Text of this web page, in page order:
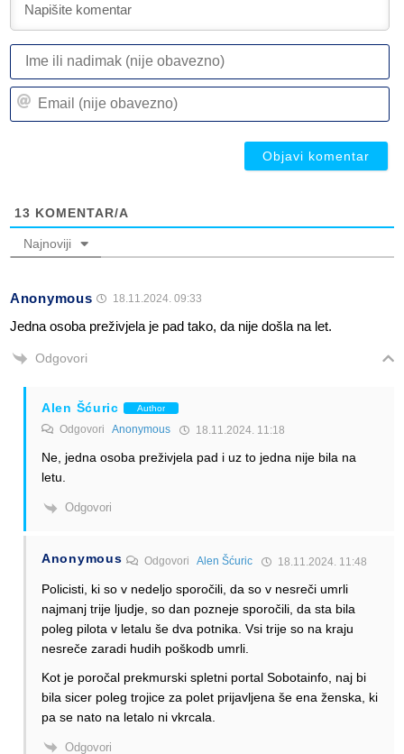
13 KOMENTAR/A
Najnoviji
Anonymous 18.11.2024. 09:33
Jedna osoba preživjela je pad tako, da nije došla na let.
Odgovori
Alen Šćuric Author
Odgovori Anonymous 18.11.2024. 11:18
Ne, jedna osoba preživjela pad i uz to jedna nije bila na
letu.
Odgovori
Anonymous OdgovoriAlen Šćuric 18.11.2024. 11:48
Policisti, ki so v nedeljo sporočili, da so v nesreči umrli
najmanj trije ljudje, so dan pozneje sporočili, da sta bila
poleg pilota v letalu še dva potnika. Vsi trije so na kraju
nesreče zaradi hudih poškodb umrli.
Kot je poročal prekmurski spletni portal Sobotainfo, naj bi
bila sicer poleg trojice za polet prijavljena še ena ženska, ki
pa se nato na letalo ni vkrcala.
Odgovori